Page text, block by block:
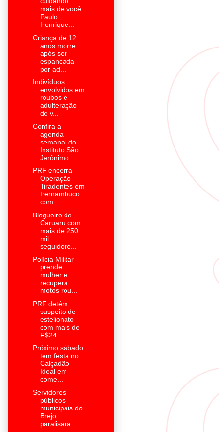
mais de você.
Paulo
Henrique...
Criança de 12
anos morre
após ser
espancada
por ad...
Indivíduos
envolvidos em
roubos e
adulteração
de v...
Confira a
agenda
semanal do
Instituto São
Jerônimo
PRF encerra
Operação
Tiradentes em
Pernambuco
com ...
Blogueiro de
Caruaru com
mais de 250
mil
seguidore...
Polícia Militar
prende
mulher e
recupera
motos rou...
PRF detém
suspeito de
estelionato
com mais de
R$24...
Próximo sábado
tem festa no
Calçadão
Ideal em
come...
Servidores
públicos
municipais do
Brejo
paralisara...